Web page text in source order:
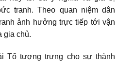
tranh. Theo quan niệm dân
ảnh hưởng trực tiếp tới vận
gia chủ.
Tổ tượng trưng cho sự thành